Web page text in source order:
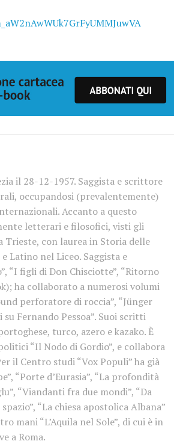
il 28-12-1957. Saggista e scrittore
occupandosi (prevalentemente)
Accanto a questo
letterari e filosofici, visti gli
Trieste, con laurea in Storia delle
Latino nel Liceo. Saggista e
“I figli di Don Chisciotte”, “Ritorno
ha collaborato a numerosi volumi
perforatore di roccia”, “Jünger
Fernando Pessoa”. Suoi scritti
turco, azero e kazako. È
“Il Nodo di Gordio”, e collabora
il Centro studi “Vox Populi” ha già
“Porte d’Eurasia”, “La profondità
“Viandanti fra due mondi”, “Da
“La chiesa apostolica Albana”
mani “L’Aquila nel Sole”, di cui è in
a Roma.